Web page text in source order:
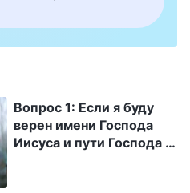
Вопрос 1: Если я буду
верен имени Господа
Иисуса и пути Господа и